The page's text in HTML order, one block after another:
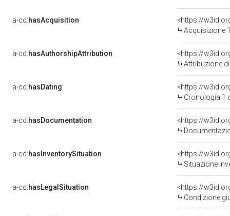
a-cd:hasAcquisition
<https://
Acquisizione
a-cd:hasAuthorshipAttribution
Attribuzione
a-cd:hasDating
<https://
Cronologia 1
a-cd:hasDocumentation
a-cd:hasInventorySituation
<https://
Situazione
a-cd:hasLegalSituation
<https://
Condizione